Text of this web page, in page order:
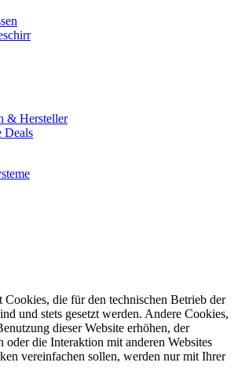
& Hersteller
Deals
Cookies, die für den technischen Betrieb der
und stets gesetzt werden. Andere Cookies,
dieser Website erhöhen, der
die Interaktion mit anderen Websites
vereinfachen sollen, werden nur mit Ihrer